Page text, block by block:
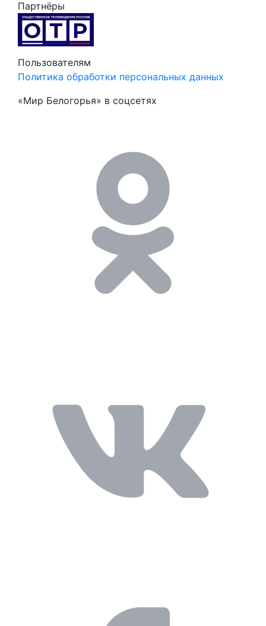
Партнёры
Пользователям
Политика обработки персональных данных
«Мир Белогорья» в соцсетях